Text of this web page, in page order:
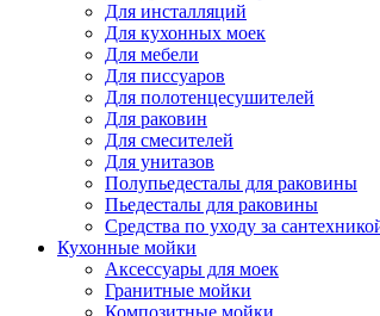
Для инсталляций
Для кухонных моек
Для мебели
Для писсуаров
Для полотенцесушителей
Для раковин
Для смесителей
Для унитазов
Полупьедесталы для раковины
Пьедесталы для раковины
Средства по уходу за
Кухонные мойки
Аксессуары для моек
Гранитные мойки
Композитные мойки